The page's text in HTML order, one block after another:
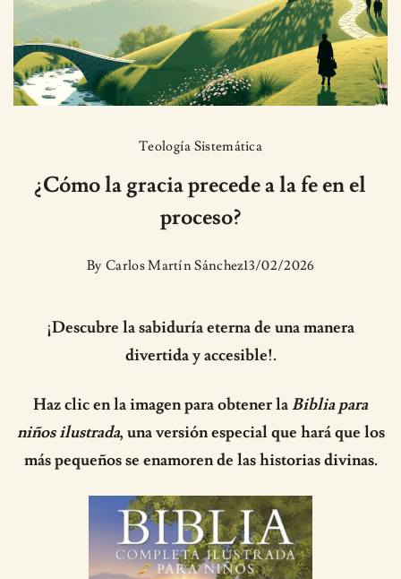
Teología Sistemática
¿Cómo la gracia precede a la fe en el
proceso?
By Carlos Martín Sánchez13/02/2026
¡Descubre la sabiduría eterna de una manera
divertida y accesible!.
Haz clic en la imagen para obtener laBiblia para
niños ilustrada, una versión especial que hará que los
más pequeños se enamoren de las historias divinas.